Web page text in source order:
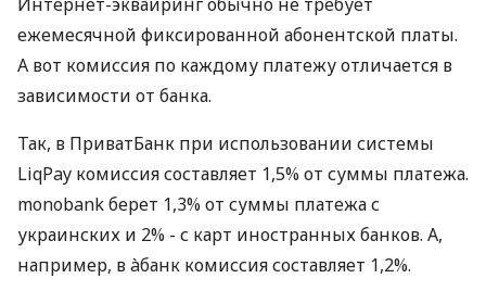
ежемесячной фиксированной абонентской платы.
А вот комиссия по каждому платежу отличается в
зависимости от банка.
Так, в ПриватБанк при использовании системы
LiqPay комиссия составляет 1,5% от суммы платежа.
monobank берет 1,3% от суммы платежа с
украинских и 2% - с карт иностранных банков. А,
например, в àбанк комиссия составляет 1,2%.